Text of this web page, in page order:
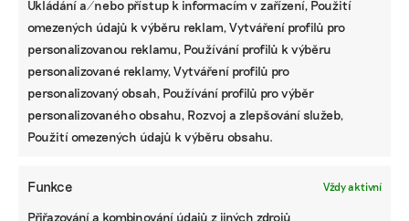
Ukládání a/nebo přístup k informacím v zařízení, Použití
omezených údajů k výběru reklam, Vytváření profilů pro
personalizovanou reklamu, Používání profilů k výběru
personalizované reklamy, Vytváření profilů pro
personalizovaný obsah, Používání profilů pro výběr
personalizovaného obsahu, Rozvoj a zlepšování služeb,
Použití omezených údajů k výběru obsahu.
Funkce Vždy aktivní
Přiřazování a kombinování údajů z jiných zdrojů
VALENTINA PODLESNÁ
Valentina vystudovala Univerzitu Karlovu, kde získala
magisterský titul v oboru sociální a kulturní ekologie, předtím
také bakalářský titul v oboru žurnalistiky. Zajímá se o
komunitní zahrady i výrobu ekologických pracích prášků.
Reklama